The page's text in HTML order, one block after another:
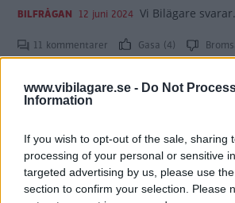
www.vibilagare.se - Do Not
Information
If you wish to opt-out of the sale, sharing
processing of your personal or sensitive
targeted advertising by us, please use
section to confirm your selection. Please
BILFRÅGAN 12 juni 2024 Vi Bilägare svarar.
11 kommentarer Gasa (4)
Är E5-bensin 98 bättre
BILFRÅGAN 6 mars 2024 Vi Bilägare
1 kommentarer Gasa (9)